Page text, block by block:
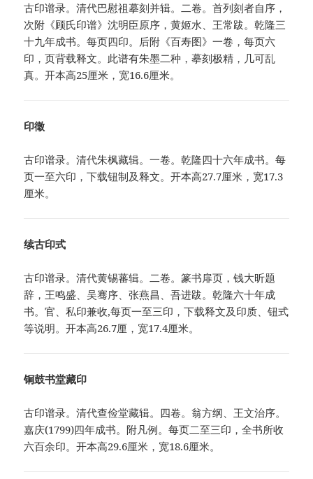
古印谱录。清代巴慰祖摹刻并辑。二卷。首列刻者自序，
次附《顾氏印谱》沈明臣原序，黄姬水、王常跋。乾隆三
十九年成书。每页四印。后附《百寿图》一卷，每页六
印，页背载释文。此谱有朱墨二种，摹刻极精，几可乱
真。开本高25厘米，宽16.6厘米。
印徵
古印谱录。清代朱枫藏辑。一卷。乾隆四十六年成书。每
页一至六印，下载钮制及释文。开本高27.7厘米，宽17.3
厘米。
续古印式
古印谱录。清代黄锡蕃辑。二卷。篆书扉页，钱大昕题
辞，王鸣盛、吴骞序、张燕昌、吾进跋。乾隆六十年成
书。官、私印兼收,每页一至三印，下载释文及印质、钮式
等说明。开本高26.7厘，宽17.4厘米。
铜鼓书堂藏印
古印谱录。清代查俭堂藏辑。四卷。翁方纲、王文治序。
嘉庆(1799)四年成书。附凡例。每页二至三印，全书所收
六百余印。开本高29.6厘米，宽18.6厘米。